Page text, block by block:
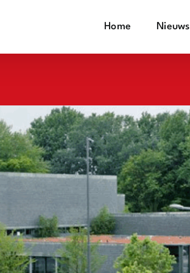
Home Nieuws